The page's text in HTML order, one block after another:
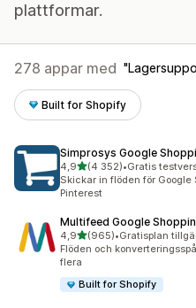
plattformar.
278 appar med
Built for Shopify
Simprosys Google
4,9av 5 stjärnor
(4 352)
4352 recensioner totalt
•Gratis
Skickar in flöden för Google
Pinterest
Multifeed Google
4,9av 5 stjärnor
(965)
965 recensioner totalt
•Gratisplan
Flöden och
flera
Built for Shopify